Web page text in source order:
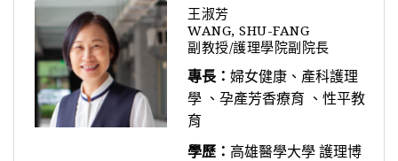
王淑芳
WANG, SHU-FANG
副教授/護理學院副院長
專長： 婦女健康、產科護理
學 、孕產芳香療育 、性平教
育
學歷： 高雄醫學大學 護理博